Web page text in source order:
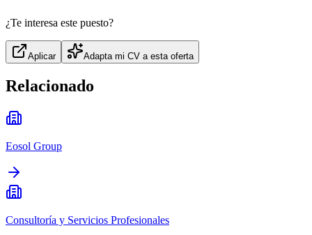
¿Te interesa este puesto?
Aplicar Adapta mi CV a esta oferta
Relacionado
Eosol Group
Consultoría y Servicios Profesionales